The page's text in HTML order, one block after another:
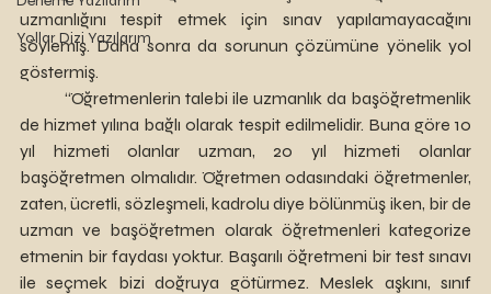
Yollar Dizi Yazılarım
uzmanlığını tespit etmek için sınav yapılamayacağını
söylemiş. Daha sonra da sorunun çözümüne yönelik yol
göstermiş.
de hizmet yılına bağlı olarak tespit edilmelidir. Buna göre 10
yıl hizmeti olanlar uzman, 20 yıl hizmeti olanlar
başöğretmen olmalıdır. Öğretmen odasındaki öğretmenler,
zaten, ücretli, sözleşmeli, kadrolu diye bölünmüş iken, bir de
uzman ve başöğretmen olarak öğretmenleri kategorize
etmenin bir faydası yoktur. Başarılı öğretmeni bir test sınavı
ile seçmek bizi doğruya götürmez. Meslek aşkını, sınıf